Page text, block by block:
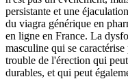
persistante et une
du viagra générique en
en ligne en France. La
masculine qui se
trouble de l'érection qui
durables, et qui peut